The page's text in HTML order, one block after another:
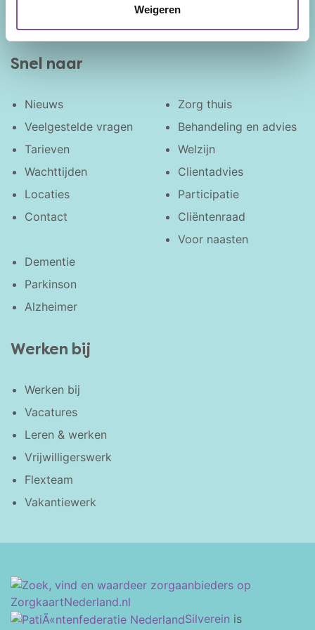
Weigeren
Snel naar
Nieuws
Veelgestelde vragen
Tarieven
Wachttijden
Locaties
Contact
Zorg thuis
Behandeling en advies
Welzijn
Clientadvies
Participatie
Cliëntenraad
Voor naasten
Dementie
Parkinson
Alzheimer
Werken bij
Werken bij
Vacatures
Leren & werken
Vrijwilligerswerk
Flexteam
Vakantiewerk
Silverein is